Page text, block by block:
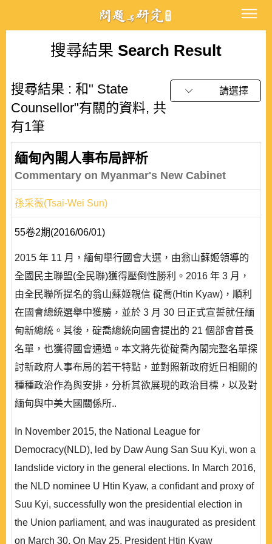
搜尋結果 Search Result
搜尋結果 : 和" State
Counsellor"有關的資料, 共
有1筆
請選擇
緬甸內閣人事布局評析
Commentary on Myanmar's New Cabinet
孫采薇(Tsai-Wei Sun)
55卷2期(2016/06/01)
2015 年 11 月，緬甸舉行國會大選，由翁山蘇姬領導的
全國民主聯盟(全民聯)獲得壓倒性勝利。2016 年 3 月，
由全民聯所提名的翁山蘇姬親信 碇喬(Htin Kyaw)，順利
在國會總統選舉中獲勝，並於 3 月 30 日正式宣誓就任緬
甸新總統。其後，碇喬總統向國會提出的 21 個部會首長
名單，也獲得國會通過。本文將先從碇喬內閣完整名單探
討新政府人事布局的若干特點，並對照新政府近日相關的
種種政治作為與安排，分析其欲展現的政治目標，以及對
緬甸與中美大國關係所..
In November 2015, the National League for
Democracy(NLD), led by Daw Aung San Suu Kyi, won a
landslide victory in the general elections. In March 2016,
the NLD nominee U Htin Kyaw, a confidant and proxy of
Suu Kyi, successfully won the presidential election in
the Union parliament, and was inaugurated as president
on March 30. On May 25, President Htin Kyaw